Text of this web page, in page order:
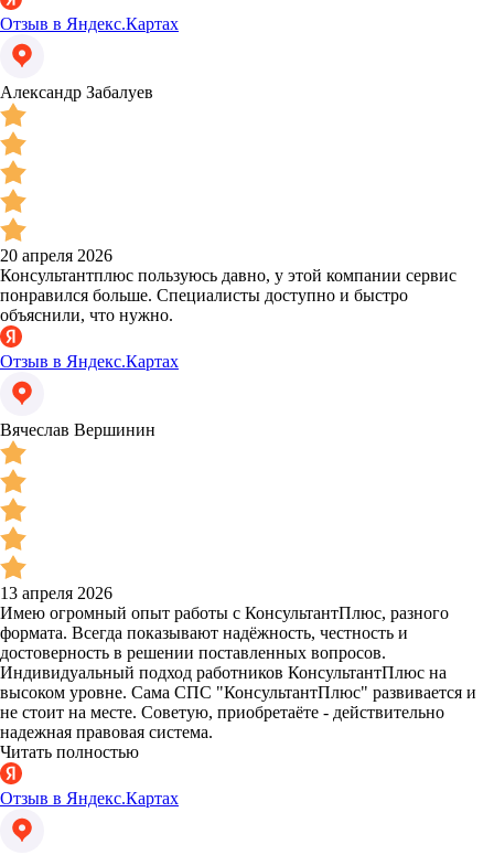
Отзыв в Яндекс.Картах
Александр Забалуев
20 апреля 2026
Консультантплюс пользуюсь давно, у этой компании сервис
понравился больше. Специалисты доступно и быстро
объяснили, что нужно.
Отзыв в Яндекс.Картах
Вячеслав Вершинин
13 апреля 2026
Имею огромный опыт работы с КонсультантПлюс, разного
формата. Всегда показывают надёжность, честность и
достоверность в решении поставленных вопросов.
Индивидуальный подход работников КонсультантПлюс на
высоком уровне. Сама СПС "КонсультантПлюс" развивается и
не стоит на месте. Советую, приобретаёте - действительно
надежная правовая система.
Читать полностью
Отзыв в Яндекс.Картах